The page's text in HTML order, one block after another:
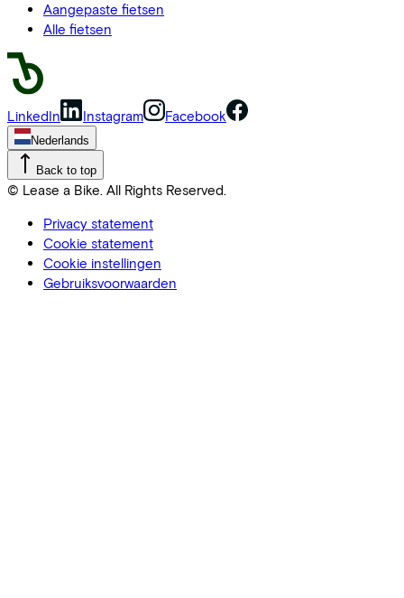
Aangepaste fietsen
Alle fietsen
LinkedIn Instagram Facebook
Nederlands
Back to top
© Lease a Bike. All Rights Reserved.
Privacy statement
Cookie statement
Cookie instellingen
Gebruiksvoorwaarden